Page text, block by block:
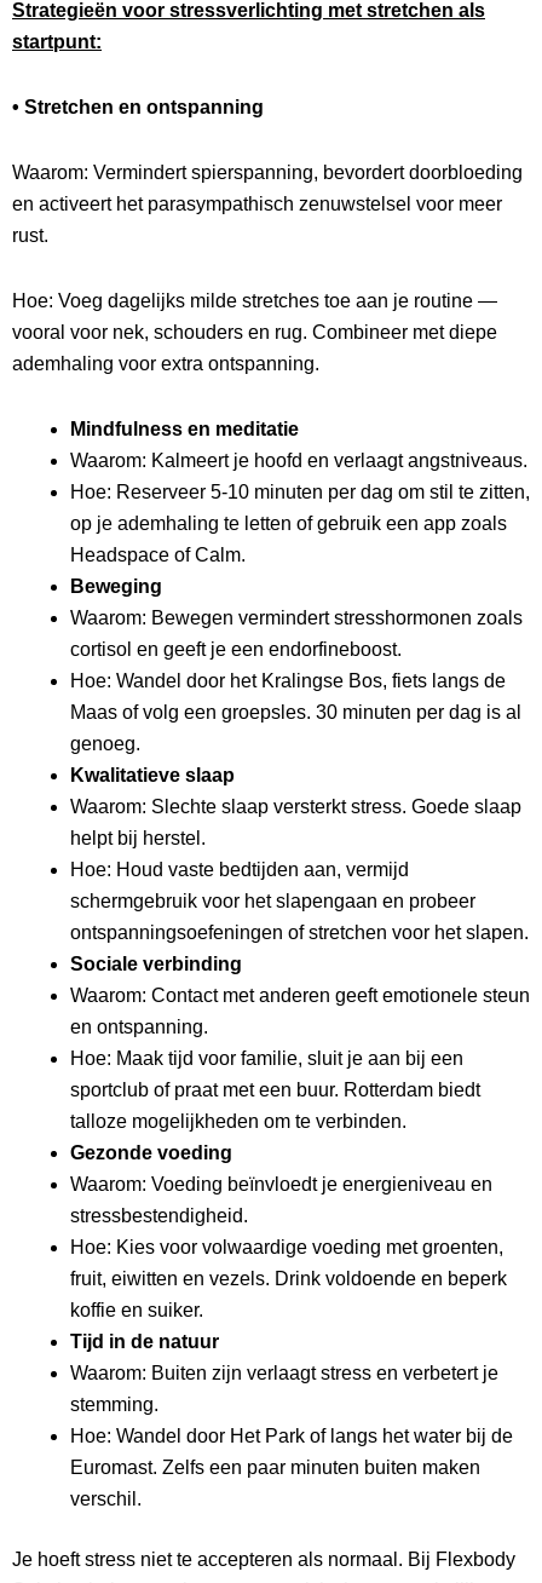
Strategieën voor stressverlichting met stretchen als
startpunt:
• Stretchen en ontspanning
Waarom: Vermindert spierspanning, bevordert doorbloeding
en activeert het parasympathisch zenuwstelsel voor meer
rust.
Hoe: Voeg dagelijks milde stretches toe aan je routine —
vooral voor nek, schouders en rug. Combineer met diepe
ademhaling voor extra ontspanning.
Mindfulness en meditatie
Waarom: Kalmeert je hoofd en verlaagt angstniveaus.
Hoe: Reserveer 5-10 minuten per dag om stil te zitten,
op je ademhaling te letten of gebruik een app zoals
Headspace of Calm.
Beweging
Waarom: Bewegen vermindert stresshormonen zoals
cortisol en geeft je een endorfineboost.
Hoe: Wandel door het Kralingse Bos, fiets langs de
Maas of volg een groepsles. 30 minuten per dag is al
genoeg.
Kwalitatieve slaap
Waarom: Slechte slaap versterkt stress. Goede slaap
helpt bij herstel.
Hoe: Houd vaste bedtijden aan, vermijd
schermgebruik voor het slapengaan en probeer
ontspanningsoefeningen of stretchen voor het slapen.
Sociale verbinding
Waarom: Contact met anderen geeft emotionele steun
en ontspanning.
Hoe: Maak tijd voor familie, sluit je aan bij een
sportclub of praat met een buur. Rotterdam biedt
talloze mogelijkheden om te verbinden.
Gezonde voeding
Waarom: Voeding beïnvloedt je energieniveau en
stressbestendigheid.
Hoe: Kies voor volwaardige voeding met groenten,
fruit, eiwitten en vezels. Drink voldoende en beperk
koffie en suiker.
Tijd in de natuur
Waarom: Buiten zijn verlaagt stress en verbetert je
stemming.
Hoe: Wandel door Het Park of langs het water bij de
Euromast. Zelfs een paar minuten buiten maken
verschil.
Je hoeft stress niet te accepteren als normaal. Bij Flexbody